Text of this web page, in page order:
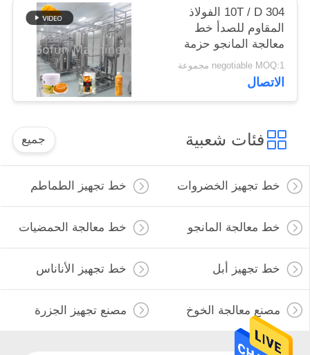
10T / D 304 الفولاذ
المقاوم للصدأ خط
معالجة المانجو حزمة
حقيبة معقمة
negotiable MOQ:1 مجموعة
الاتصال
فئات شعبية جميع
خط تجهيز الخضروات خط تجهيز الطماطم
خط معالجة المانجو خط معالجة الحمضيات
خط تجهيز أبل خط تجهيز الأناناس
مصنع معالجة الخوخ مصنع تجهيز الجزرة